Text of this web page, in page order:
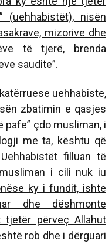
(uehhabistët), nisën
mizorive dhe
të tjerë, brenda
saudite”.
uehhabiste,
zbatimin e qasjes
pafe” çdo musliman, i
me ta, kështu që
Uehhabistët filluan të
i cili nuk iu
ky i fundit, ishte
dhe dëshmonte
tjetër përveç Allahut
rob dhe i dërguari